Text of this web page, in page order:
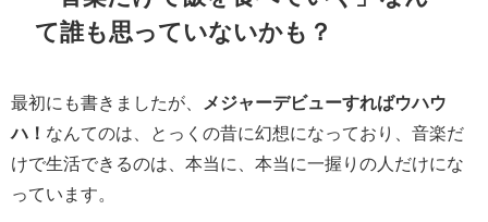
て誰も思っていないかも？
最初にも書きましたが、
メジャーデビューすればウハウ
ハ！ なんてのは、とっくの昔に幻想になっており、音楽だ
けで生活できるのは、本当に、本当に一握りの人だけにな
っています。